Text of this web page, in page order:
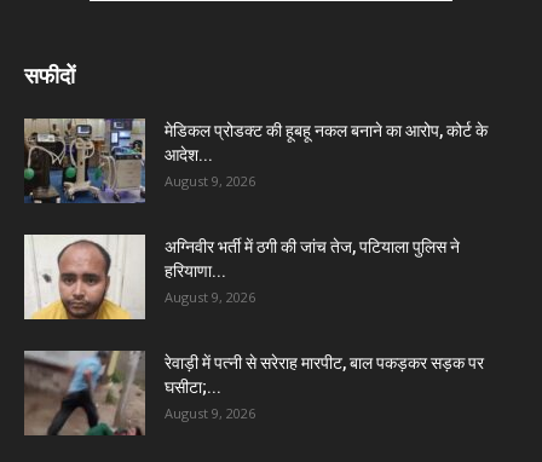
सफीदों
मेडिकल प्रोडक्ट की हूबहू नकल बनाने का आरोप, कोर्ट के
आदेश...
August 9, 2026
अग्निवीर भर्ती में ठगी की जांच तेज, पटियाला पुलिस ने
हरियाणा...
August 9, 2026
रेवाड़ी में पत्नी से सरेराह मारपीट, बाल पकड़कर सड़क पर
घसीटा;...
August 9, 2026